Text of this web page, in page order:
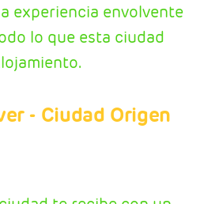
experiencia envolvente
lo que esta ciudad
- Ciudad Origen